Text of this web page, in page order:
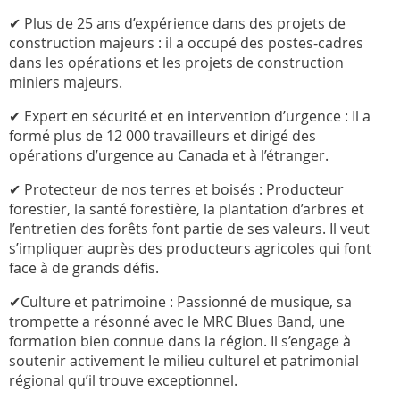
✔ Plus de 25 ans d’expérience dans des projets de
construction majeurs : il a occupé des postes-cadres
dans les opérations et les projets de construction
miniers majeurs.
✔ Expert en sécurité et en intervention d’urgence : Il a
formé plus de 12 000 travailleurs et dirigé des
opérations d’urgence au Canada et à l’étranger.
✔ Protecteur de nos terres et boisés : Producteur
forestier, la santé forestière, la plantation d’arbres et
l’entretien des forêts font partie de ses valeurs. Il veut
s’impliquer auprès des producteurs agricoles qui font
face à de grands défis.
✔Culture et patrimoine : Passionné de musique, sa
trompette a résonné avec le MRC Blues Band, une
formation bien connue dans la région. Il s’engage à
soutenir activement le milieu culturel et patrimonial
régional qu’il trouve exceptionnel.